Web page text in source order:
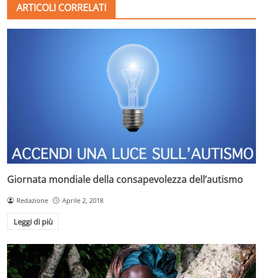
ARTICOLI CORRELATI
Giornata mondiale della consapevolezza dell’autismo
Redazione Aprile 2, 2018
Leggi di più